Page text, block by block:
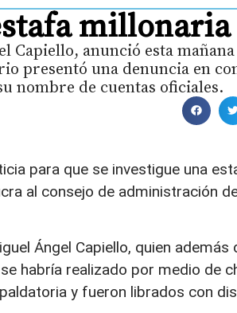
millonaria
Capiello, anunció esta
presentó una denuncia en
nombre de cuentas oficiales.
para que se investigue una
al consejo de administración
Ángel Capiello, quien además
habría realizado por medio de
y fueron librados con